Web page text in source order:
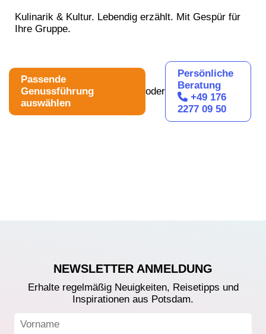
Kulinarik & Kultur. Lebendig erzählt. Mit Gespür für
Ihre Gruppe.
Passende
Genussführung
auswählen
oder
Persönliche
Beratung
+49 176
2277 09 50
NEWSLETTER ANMELDUNG
Erhalte regelmäßig Neuigkeiten, Reisetipps und
Inspirationen aus Potsdam.